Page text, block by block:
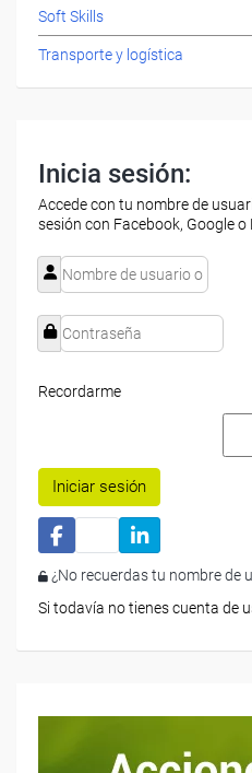
Soft Skills
Transporte y logística
Inicia sesión:
Accede con tu nombre de
sesión con Facebook, Google o
Recordarme
Iniciar sesión
¿No recuerdas tu nombre de
Si todavía no tienes cuenta de